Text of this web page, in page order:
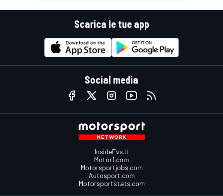
Scarica le tue app
Social media
InsideEvs.it
Motor1.com
Motorsportjobs.com
Autosport.com
Motorsportstats.com